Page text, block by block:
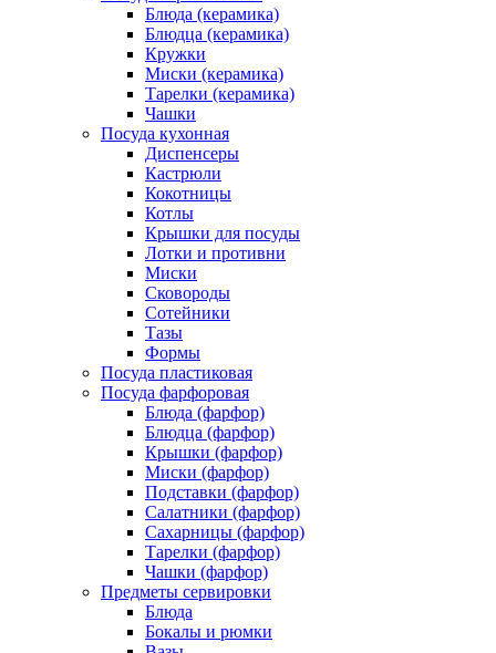
Блюда (керамика)
Блюдца (керамика)
Кружки
Миски (керамика)
Тарелки (керамика)
Чашки
Посуда кухонная
Диспенсеры
Кастрюли
Кокотницы
Котлы
Крышки для посуды
Лотки и противни
Миски
Сковороды
Сотейники
Тазы
Формы
Посуда пластиковая
Посуда фарфоровая
Блюда (фарфор)
Блюдца (фарфор)
Крышки (фарфор)
Миски (фарфор)
Подставки (фарфор)
Салатники (фарфор)
Сахарницы (фарфор)
Тарелки (фарфор)
Чашки (фарфор)
Предметы сервировки
Блюда
Бокалы и рюмки